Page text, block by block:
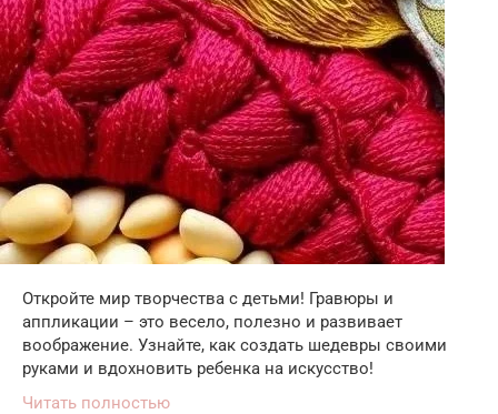
Откройте мир творчества с детьми! Гравюры и
аппликации – это весело, полезно и развивает
воображение. Узнайте, как создать шедевры своими
руками и вдохновить ребенка на искусство!
Читать полностью